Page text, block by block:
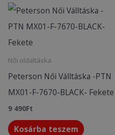
Női oldaltáska
Peterson Női Válltáska -PTN
MX01-F-7670-BLACK- Fekete
9 490Ft
Kosárba teszem